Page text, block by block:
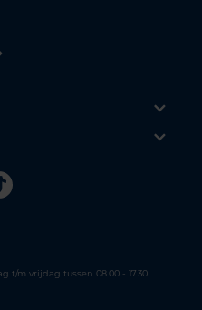
Tiktok
t/m vrijdag tussen 08.00 - 17.30